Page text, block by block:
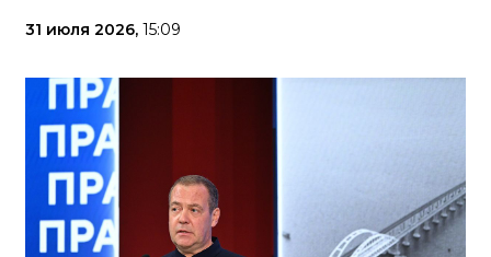
31 июля 2026, 15:09